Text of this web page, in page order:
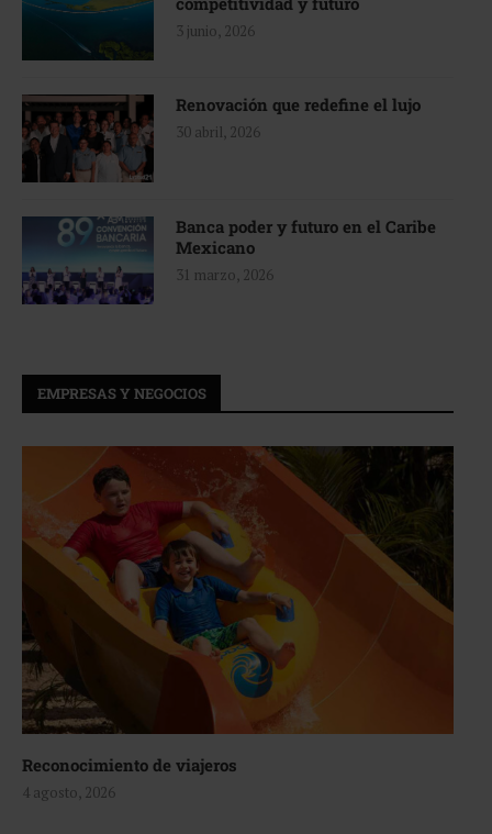
3 junio, 2026
Renovación que redefine el lujo
30 abril, 2026
Banca poder y futuro en el Caribe
Mexicano
31 marzo, 2026
EMPRESAS Y NEGOCIOS
Reconocimiento de viajeros
4 agosto, 2026